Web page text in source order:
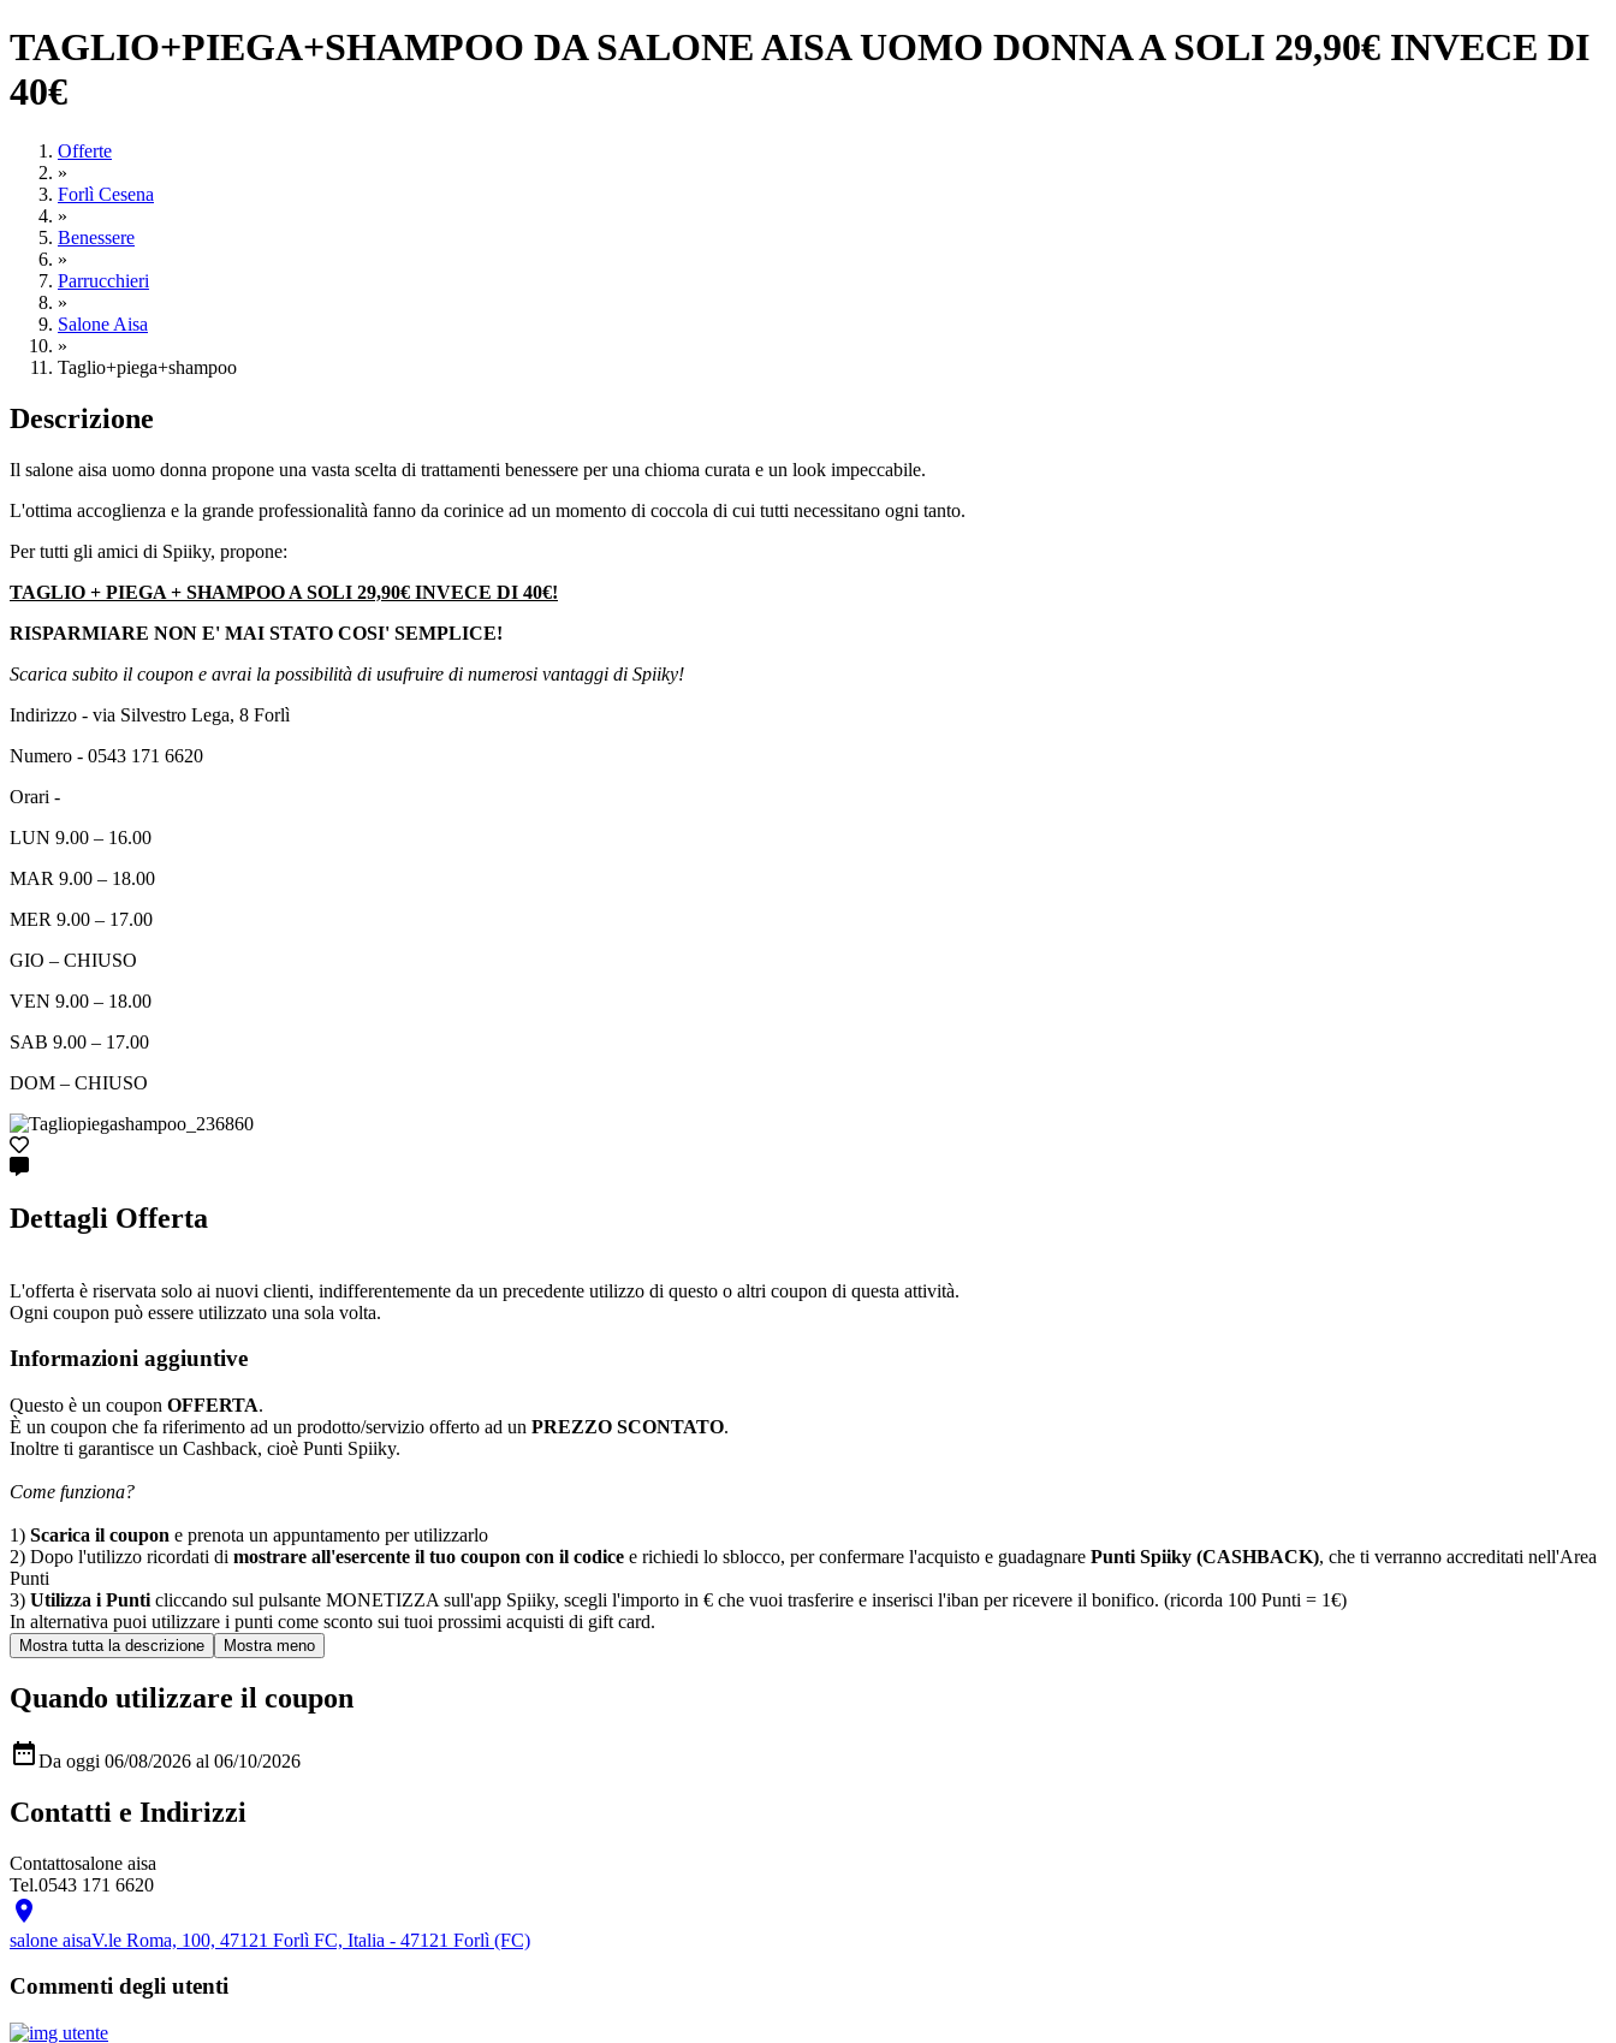
TAGLIO+PIEGA+SHAMPOO DA SALONE AISA UOMO DONNA A SOLI 29,90€ INVECE DI
40€
Offerte
»
Forlì Cesena
»
Benessere
»
Parrucchieri
»
Salone Aisa
»
Taglio+piega+shampoo
Descrizione
Il salone aisa uomo donna propone una vasta scelta di trattamenti benessere per una chioma curata e un look impeccabile.
L'ottima accoglienza e la grande professionalità fanno da corinice ad un momento di coccola di cui tutti necessitano ogni tanto.
Per tutti gli amici di Spiiky, propone:
TAGLIO + PIEGA + SHAMPOO A SOLI 29,90€ INVECE DI 40€!
RISPARMIARE NON E' MAI STATO COSI' SEMPLICE!
Scarica subito il coupon e avrai la possibilità di usufruire di numerosi vantaggi di Spiiky!
Indirizzo - via Silvestro Lega, 8 Forlì
Numero - 0543 171 6620
Orari -
LUN 9.00 – 16.00
MAR 9.00 – 18.00
MER 9.00 – 17.00
GIO – CHIUSO
VEN 9.00 – 18.00
SAB 9.00 – 17.00
DOM – CHIUSO
Dettagli Offerta
L'offerta è riservata solo ai nuovi clienti, indifferentemente da un precedente utilizzo di questo o altri coupon di questa attività.
Ogni coupon può essere utilizzato una sola volta.
Informazioni aggiuntive
Questo è un coupon OFFERTA.
È un coupon che fa riferimento ad un prodotto/servizio offerto ad un PREZZO SCONTATO.
Inoltre ti garantisce un Cashback, cioè Punti Spiiky.
Come funziona?
1) Scarica il coupon e prenota un appuntamento per utilizzarlo
2) Dopo l'utilizzo ricordati di mostrare all'esercente il tuo coupon con il codice e richiedi lo sblocco, per confermare l'acquisto e guadagnare Punti Spiiky (CASHBACK), che ti verranno accreditati nell'Area
Punti
3) Utilizza i Punti cliccando sul pulsante MONETIZZA sull'app Spiiky, scegli l'importo in € che vuoi trasferire e inserisci l'iban per ricevere il bonifico. (ricorda 100 Punti = 1€)
In alternativa puoi utilizzare i punti come sconto sui tuoi prossimi acquisti di gift card.
Quando utilizzare il coupon
Da oggi 06/08/2026 al 06/10/2026
Contatti e Indirizzi
Contattosalone aisa
Tel.0543 171 6620

salone aisaV.le Roma, 100, 47121 Forlì FC, Italia - 47121 Forlì (FC)
Commenti degli utenti